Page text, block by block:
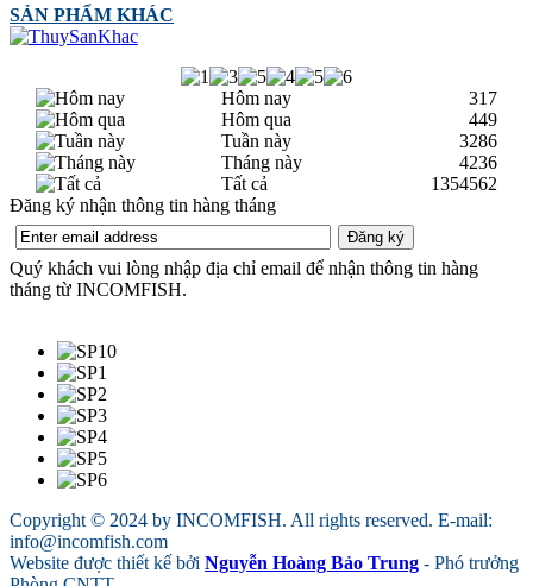
SẢN PHẨM KHÁC
Hôm nay
317
Hôm qua
449
Tuần này
3286
Tháng này
4236
Tất cả
1354562
Đăng ký nhận thông tin hàng tháng
Quý khách vui lòng nhập địa chỉ email để nhận thông tin hàng
tháng từ INCOMFISH.
Copyright © 2024 by INCOMFISH. All rights reserved. E-mail:
info@incomfish.com
Website được thiết kế bởi Nguyễn Hoàng Bảo Trung - Phó trưởng